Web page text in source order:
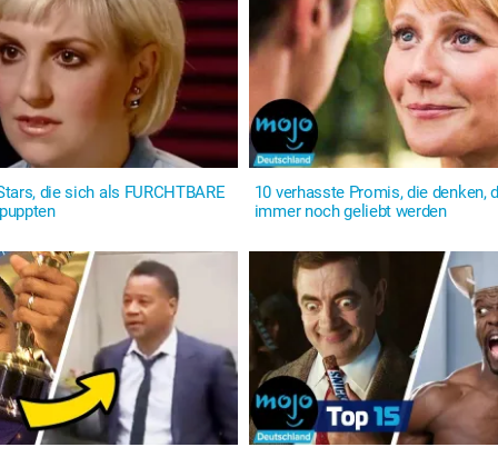
die sich als FURCHTBARE
10 verhasste Promis, die denken,
immer noch geliebt werden